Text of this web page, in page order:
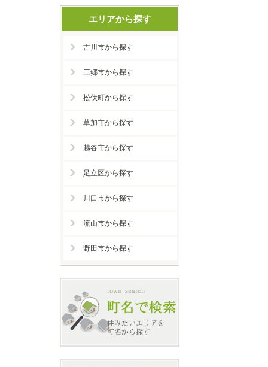
エリアから探す
吉川市から探す
三郷市から探す
松伏町から探す
草加市から探す
越谷市から探す
足立区から探す
川口市から探す
流山市から探す
野田市から探す